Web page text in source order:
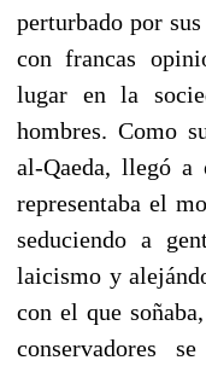
perturbado por
con francas
lugar en la
hombres. Como
al-Qaeda, llegó a
representaba el
seduciendo a
laicismo y
con el que
conservadores